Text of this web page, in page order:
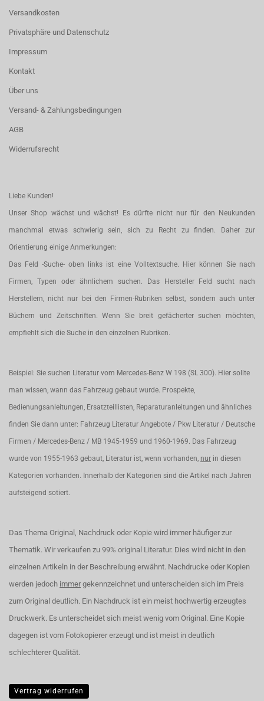
Versandkosten
Privatsphäre und Datenschutz
Impressum
Kontakt
Über uns
Versand- & Zahlungsbedingungen
AGB
Widerrufsrecht
Liebe Kunden!
Unser Shop wächst und wächst! Es dürfte nicht nur für den Neukunden
manchmal etwas schwierig sein, sich zu Recht zu finden. Daher zur
Orientierung einige Anmerkungen:
Das Feld -Suche- oben links ist eine Volltextsuche. Hier können Sie nach
Firmen, Typen oder ähnlichem suchen. Das Hersteller Feld sucht nach
Herstellern, nicht nur bei den Firmen-Rubriken selbst, sondern auch unter
Büchern und Zeitschriften. Wenn Sie breit gefächerter suchen möchten,
empfiehlt sich die Suche in den einzelnen Rubriken.
Beispiel: Sie suchen Literatur vom Mercedes-Benz W 198 (SL 300). Hier sollte
man wissen, wann das Fahrzeug gebaut wurde. Prospekte,
Bedienungsanleitungen, Ersatzteillisten, Reparaturanleitungen und ähnliches
finden Sie dann unter: Fahrzeug Literatur Angebote / Pkw Literatur / Deutsche
Firmen / Mercedes-Benz / MB 1945-1959 und 1960-1969. Das Fahrzeug
wurde von 1955-1963 gebaut, Literatur ist, wenn vorhanden, nur in diesen
Kategorien vorhanden. Innerhalb der Kategorien sind die Artikel nach Jahren
aufsteigend sotiert.
Das Thema Original, Nachdruck oder Kopie wird immer häufiger zur
Thematik. Wir verkaufen zu 99% original Literatur. Dies wird nicht in den
einzelnen Artikeln in der Beschreibung erwähnt. Nachdrucke oder Kopien
werden jedoch immer gekennzeichnet und unterscheiden sich im Preis
zum Original deutlich. Ein Nachdruck ist ein meist hochwertig erzeugtes
Druckwerk. Es unterscheidet sich meist wenig vom Original. Eine Kopie
dagegen ist vom Fotokopierer erzeugt und ist meist in deutlich
schlechterer Qualität.
Vertrag widerrufen